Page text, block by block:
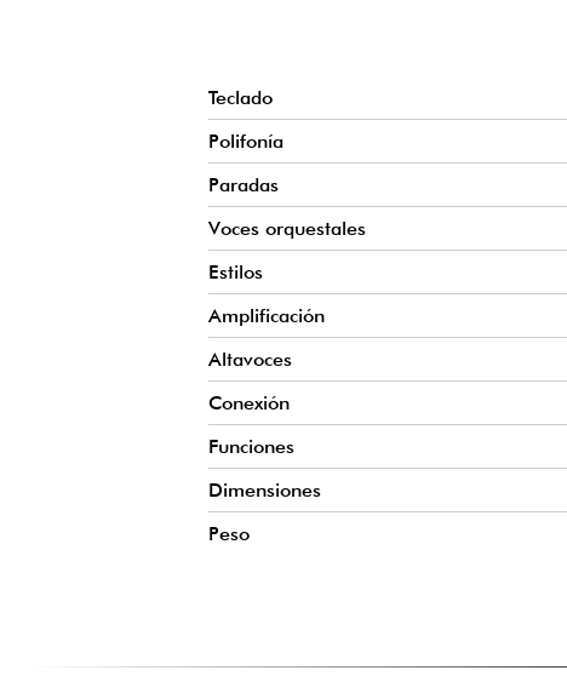
Teclado
Polifonía
Paradas
Voces orquestales
Estilos
Amplificación
Altavoces
Conexión
Funciones
Dimensiones
Peso